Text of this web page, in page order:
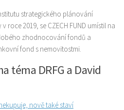
strategického plánování
roce 2019, se CZECH FUND umístil na
zhodnocování fondů a
fond s nemovitostmi.
téma DRFG a David
nově také staví